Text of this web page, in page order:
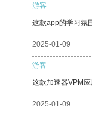
游客
这款app的学习氛
2025-01-09
游客
这款加速器VPM
2025-01-09